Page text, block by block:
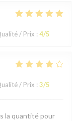
/ Prix : 4/5
/ Prix : 3/5
la quantité pour